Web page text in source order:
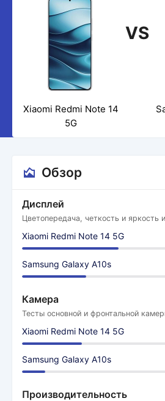
VS
Xiaomi Redmi Note 14
5G
Обзор
Дисплей
Цветопередача, четкость и яркость
Xiaomi Redmi Note 14 5G
Samsung Galaxy A10s
Камера
Тесты основной и фронтальной
Xiaomi Redmi Note 14 5G
Samsung Galaxy A10s
Производительность